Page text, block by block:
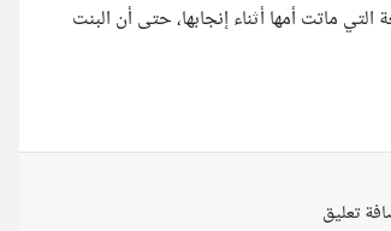
ماتت أمها أثناء إنجابها، حتى أن البنت
تعليق